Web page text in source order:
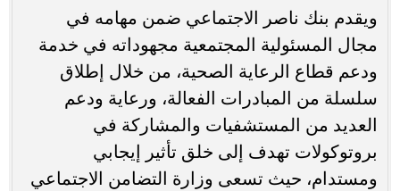
ويقدم بنك ناصر الاجتماعي ضمن مهامه في
مجال المسئولیة المجتمعیة مجهوداته في خدمة
ودعم قطاع الرعایة الصحیة، من خلال إطلاق
سلسلة من المبادرات الفعالة، ورعایة ودعم
العدید من المستشفیات والمشاركة في
بروتوكولات تھدف إلى خلق تأثیر إیجابي
ومستدام، حيث تسعى وزارة التضامن الاجتماعي